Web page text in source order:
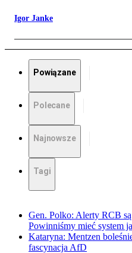
Igor Janke
Powiązane
Polecane
Najnowsze
Tagi
Gen. Polko: Alerty RCB
Powinniśmy mieć system
Kataryna: Mentzen
fascynacja AfD